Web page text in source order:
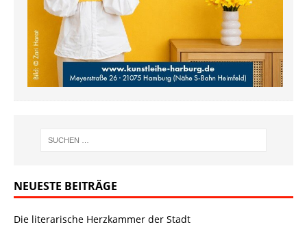
NEUESTE BEITRÄGE
Die literarische Herzkammer der Stadt